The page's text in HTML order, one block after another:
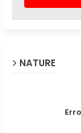
NATURE